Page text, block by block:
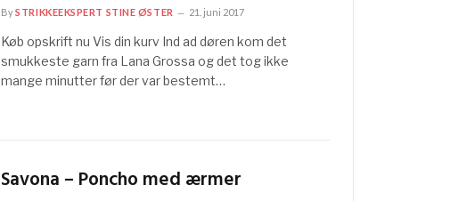
BySTRIKKEEKSPERT STINE ØSTER 21. juni 2017
Køb opskrift nu Vis din kurv Ind ad døren kom det
smukkeste garn fra Lana Grossa og det tog ikke
mange minutter før der var bestemt…
Savona – Poncho med ærmer